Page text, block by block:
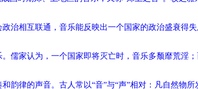
治相互联通，音乐能反映出一个国家的政治盛衰
儒家认为，一个国家即将灭亡时，音乐多颓靡荒
韵律的声音。古人常以“音”与“声”相对：凡自然物